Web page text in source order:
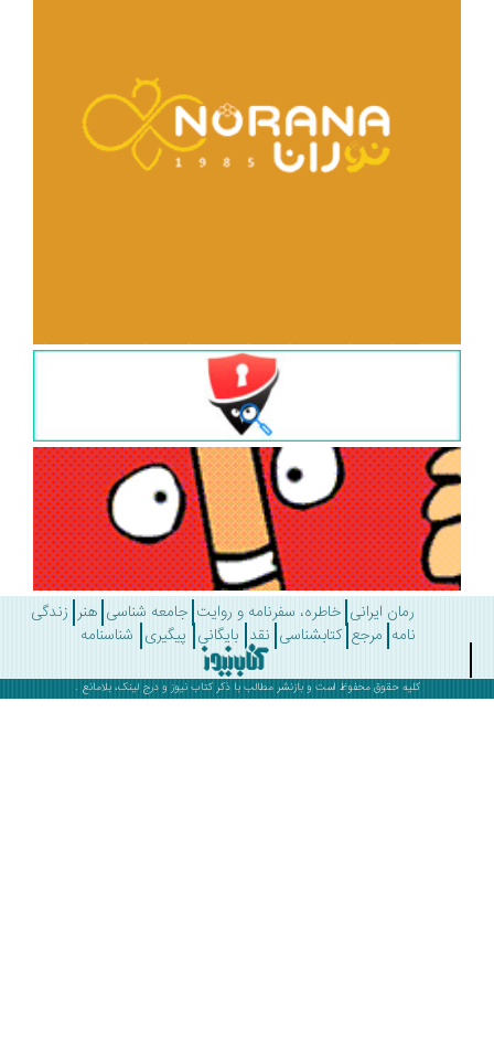
رمان ایرانی خاطره، سفرنامه و روایت جامعه شناسی هنر زندگی
مرجع کتابشناسی نقد بایگانی پیگیری شناسنامه
کلیه حقوق محفوظ است و بازنشر مطالب با ذکرکتاب نیوز و درج لینک، بلامانع .